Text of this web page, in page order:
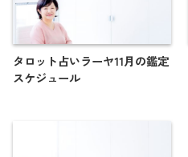
タロット占いラーヤ11月の鑑定
スケジュール